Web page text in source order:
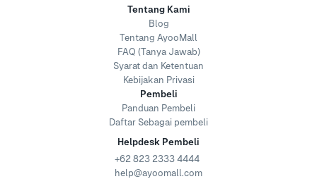
Tentang Kami
Blog
Tentang AyooMall
FAQ (Tanya Jawab)
Syarat dan Ketentuan
Kebijakan Privasi
Pembeli
Panduan Pembeli
Daftar Sebagai pembeli
Helpdesk Pembeli
+62 823 2333 4444
help@ayoomall.com